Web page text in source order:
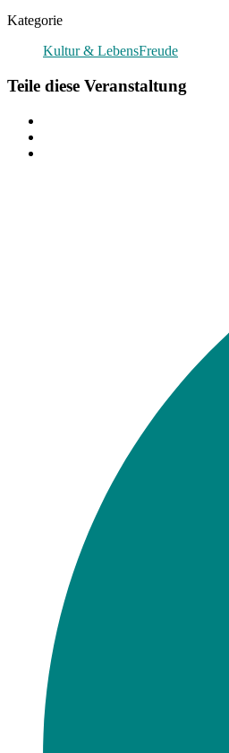
Kategorie
Kultur & LebensFreude
Teile diese Veranstaltung